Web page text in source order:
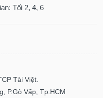
Tối 2, 4, 6
Tài Việt.
P.Gò Vấp, Tp.HCM